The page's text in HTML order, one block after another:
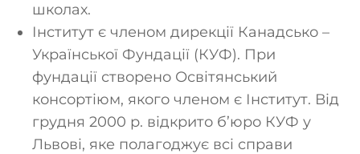
школах.
Інститут є членом дирекції Канадсько –
Української Фундації (КУФ). При
фундації створено Освітянський
консортіюм, якого членом є Інститут. Від
грудня 2000 р. відкрито б’юро КУФ у
Львові, яке полагоджує всі справи